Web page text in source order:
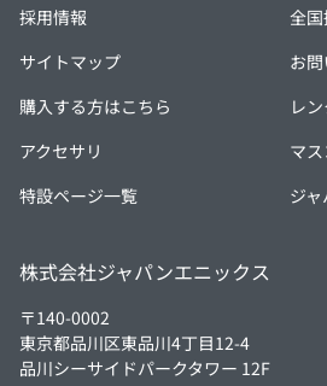
採用情報
全
サイトマップ
お
購入する方はこちら
レ
アクセサリ
マ
特設ページ一覧
ジ
株式会社ジャパンエニックス
〒140-0002
東京都品川区東品川4丁目12-4
品川シーサイドパークタワー 12F